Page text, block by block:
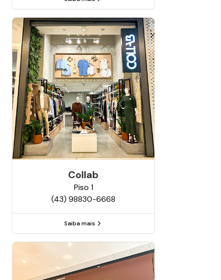
Collab
Piso 1
(43) 98830-6668
Saiba mais